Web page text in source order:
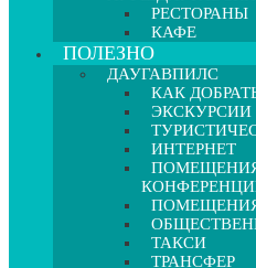
РЕСТОРАНЫ
КАФЕ
ПОЛЕЗНО
ДАУГАВПИЛС
КАК
ЭКСКУРСИИ
ИНТЕРНЕТ
ТАКСИ
ТРАНСФЕР